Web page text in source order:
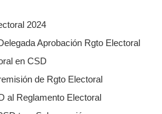
2024
Aprobación Rgto Electoral
en CSD
de Rgto Electoral
al Reglamento Electoral